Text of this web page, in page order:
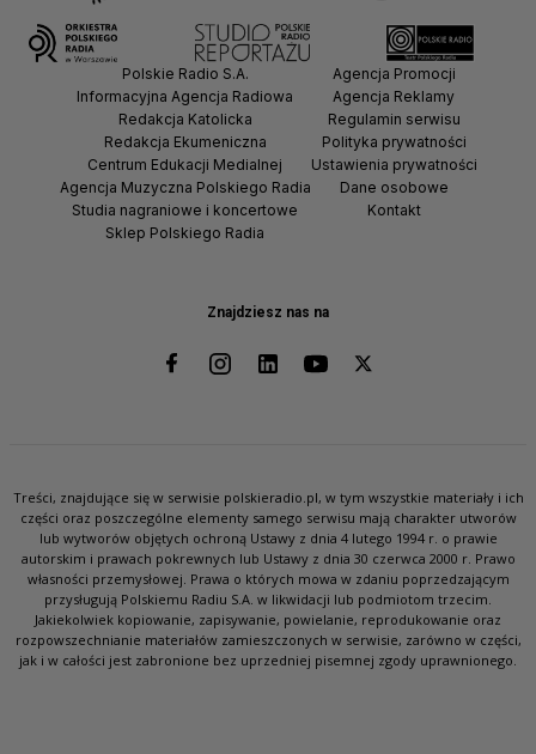
Znajdziesz nas na
Polskie Radio S.A.
Informacyjna Agencja Radiowa
Redakcja Katolicka
Redakcja Ekumeniczna
Centrum Edukacji Medialnej
Agencja Muzyczna Polskiego Radia
Studia nagraniowe i koncertowe
Sklep Polskiego Radia
Agencja Promocji
Agencja Reklamy
Regulamin serwisu
Polityka prywatności
Ustawienia prywatności
Dane osobowe
Kontakt
Treści, znajdujące się w serwisie polskieradio.pl, w tym wszystkie materiały i ich
części oraz poszczególne elementy samego serwisu mają charakter utworów
lub wytworów objętych ochroną Ustawy z dnia 4 lutego 1994 r. o prawie
autorskim i prawach pokrewnych lub Ustawy z dnia 30 czerwca 2000 r. Prawo
własności przemysłowej. Prawa o których mowa w zdaniu poprzedzającym
przysługują Polskiemu Radiu S.A. w likwidacji lub podmiotom trzecim.
Jakiekolwiek kopiowanie, zapisywanie, powielanie, reprodukowanie oraz
rozpowszechnianie materiałów zamieszczonych w serwisie, zarówno w części,
jak i w całości jest zabronione bez uprzedniej pisemnej zgody uprawnionego.